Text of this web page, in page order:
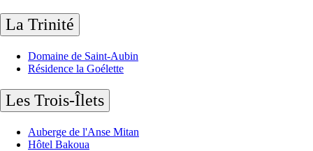
La Trinité
Domaine de Saint-Aubin
Résidence la Goélette
Les Trois-Îlets
Auberge de l'Anse Mitan
Hôtel Bakoua